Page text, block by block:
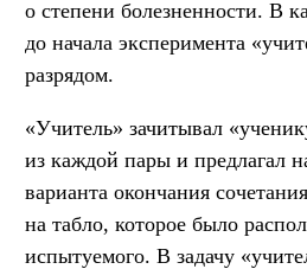
о степени болезненности. В
до начала эксперимента
разрядом.
«Учитель» зачитывал
из каждой пары и предлагал
варианта окончания
на табло, которое было
испытуемого. В задачу